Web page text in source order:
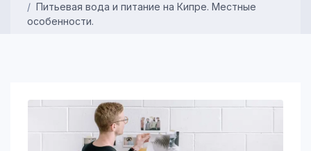
Питьевая вода и питание на Кипре. Местные
особенности.